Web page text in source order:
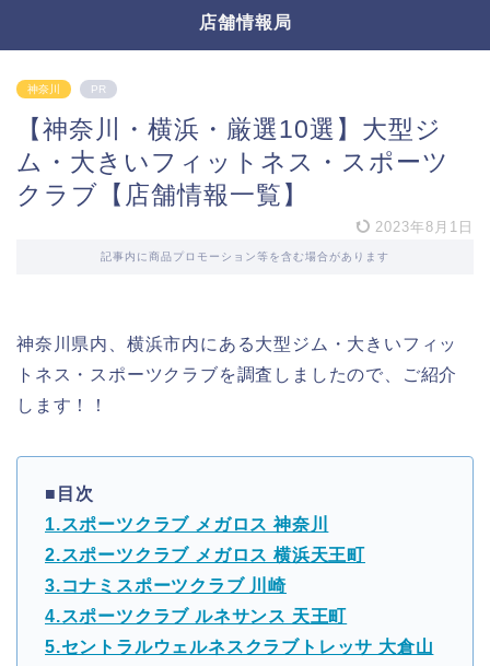
店舗情報局
神奈川 PR
【神奈川・横浜・厳選10選】大型ジ
ム・大きいフィットネス・スポーツ
クラブ【店舗情報一覧】
2023年8月1日
記事内に商品プロモーション等を含む場合があります
神奈川県内、横浜市内にある大型ジム・大きいフィッ
トネス・スポーツクラブを調査しましたので、ご紹介
します！！
■目次
1.スポーツクラブ メガロス 神奈川
2.スポーツクラブ メガロス 横浜天王町
3.コナミスポーツクラブ 川崎
4.スポーツクラブ ルネサンス 天王町
5.セントラルウェルネスクラブトレッサ 大倉山